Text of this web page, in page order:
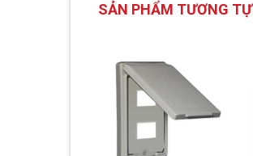
SẢN PHẨM TƯƠNG TỰ